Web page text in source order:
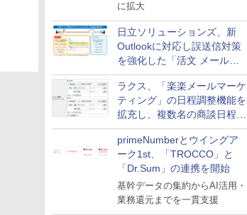
に拡大
日立ソリューションズ、新
Outlookに対応し誤送信対策
を強化した「活文 メール誤
送信防止アドインサービス」
を提供
ラクス、「楽楽メールマーケ
ティング」の日程調整機能を
拡充し、複数名の商談日程調
整を効率化
primeNumberとウイングア
ーク1st、「TROCCO」と
「Dr.Sum」の連携を開始
基幹データの集約からAI活用・
業務還元までを一貫支援